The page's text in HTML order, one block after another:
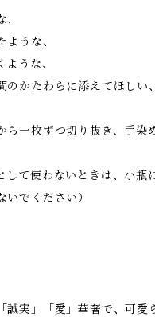
うな、
うな、
のかたわらに添えてほしい
ら一枚ずつ切り抜き、手染
して使わないときは、小瓶
でください）
誠実」「愛」華奢で、可愛